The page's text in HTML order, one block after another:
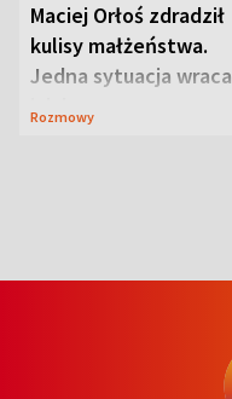
Maciej Orłoś zdradził
kulisy małżeństwa.
Jedna sytuacja wraca
jak bumerang
Rozmowy